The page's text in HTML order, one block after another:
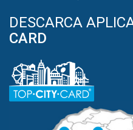
DESCARCA
CARD